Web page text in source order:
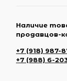
Наличие
продавцов-
+7 (918) 987-
+7 (988) 6-